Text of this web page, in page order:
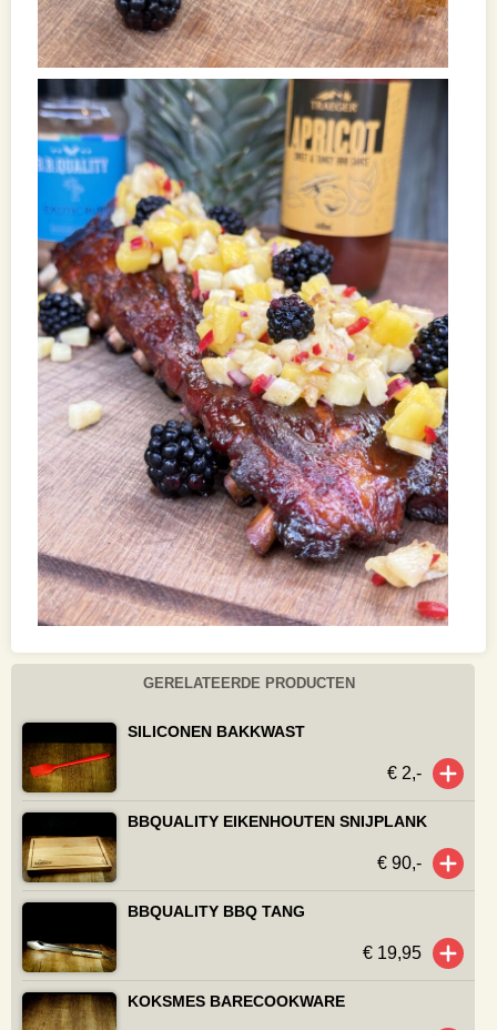
GERELATEERDE PRODUCTEN
SILICONEN BAKKWAST
€ 2,-
BBQUALITY EIKENHOUTEN SNIJPLANK
€ 90,-
BBQUALITY BBQ TANG
€ 19,95
KOKSMES BARECOOKWARE